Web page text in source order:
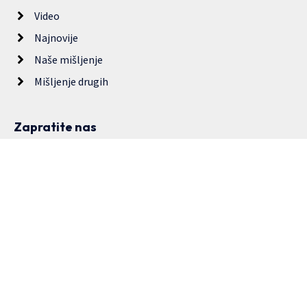
Video
Najnovije
Naše mišljenje
Mišljenje drugih
Zapratite nas